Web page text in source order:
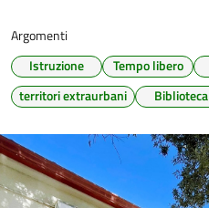
Argomenti
Istruzione
Tempo libero
territori extraurbani
Biblioteca